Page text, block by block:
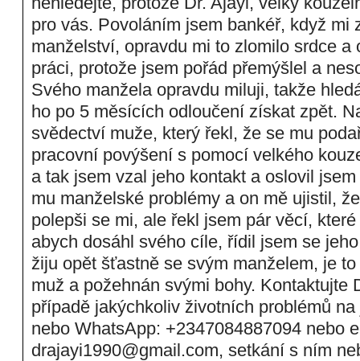
pro vás. Povoláním jsem bankéř, když mi
manželství, opravdu mi to zlomilo srdce a
práci, protože jsem pořád přemýšlel a
Svého manžela opravdu miluji, takže
ho po 5 měsících odloučení získat zpět.
svědectví muže, který řekl, že se mu
pracovní povýšení s pomocí velkého
a tak jsem vzal jeho kontakt a oslovil
mu manželské problémy a on mě ujistil,
polepši se mi, ale řekl jsem pár věcí,
abych dosáhl svého cíle, řídil jsem se
žiju opět šťastně se svým manželem, je
muž a požehnán svými bohy. Kontaktujte
případě jakýchkoliv životních problémů
nebo WhatsApp: +2347084887094 nebo
drajayi1990@gmail.com, setkání s ním